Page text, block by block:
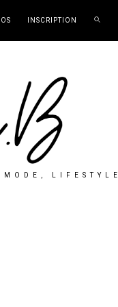
INSCRIPTION
LIFESTYLE